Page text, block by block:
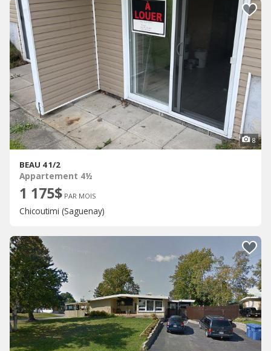
8
BEAU 4 1/2
Appartement 4½
1 175$ PAR MOIS
Chicoutimi (Saguenay)